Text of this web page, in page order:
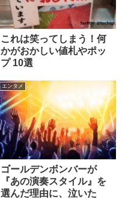
これは笑ってしまう！何
かがおかしい値札やポッ
プ 10選
エンタメ
ゴールデンボンバーが
『あの演奏スタイル』を
選んだ理由に、泣いた